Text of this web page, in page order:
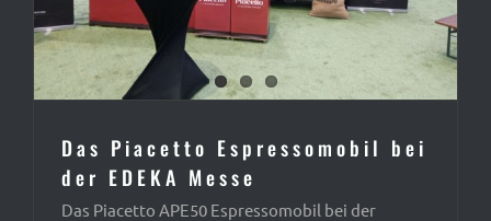
Das Piacetto Espressomobil bei
der EDEKA Messe
Das Piacetto APE50 Espressomobil bei der